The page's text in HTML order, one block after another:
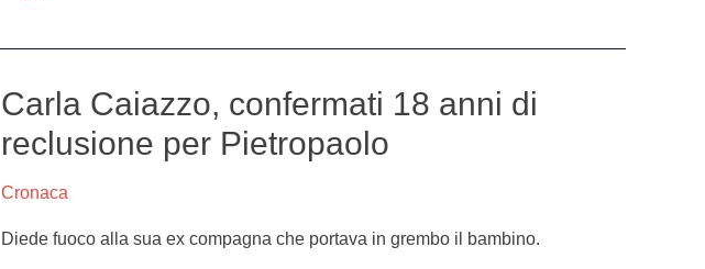
Carla Caiazzo, confermati 18 anni di
reclusione per Pietropaolo
Cronaca
Diede fuoco alla sua ex compagna che portava in grembo il bambino.
Carla
confermati
anni
di